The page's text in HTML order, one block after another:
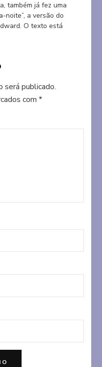
também já fez uma
noite”, a versão do
O texto está
será publicado.
com*